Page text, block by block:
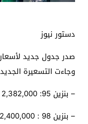
دستور نيوز
صدر جدول جديد
وجاءت التسعيرة
– بنزين 95: 2,382,000 (-67,000)
– بنزين 98 : 2,400,000 (-67,000)